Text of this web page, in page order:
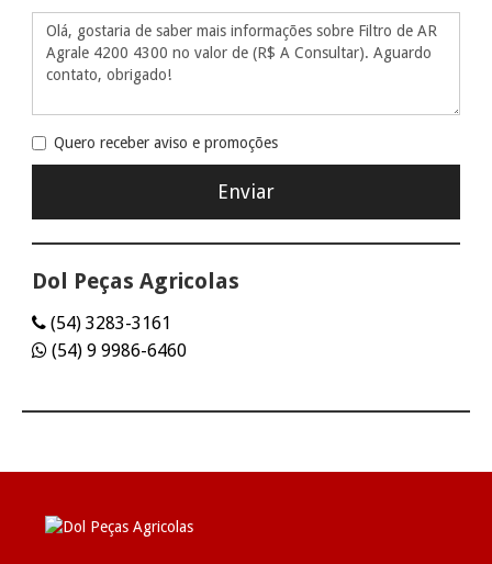
Quero receber aviso e promoções
Dol Peças Agricolas
(54) 3283-3161
(54) 9 9986-6460